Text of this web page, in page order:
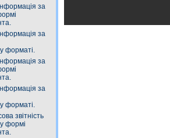
за
за
форматі.
за
за
форматі.
звітність
формі